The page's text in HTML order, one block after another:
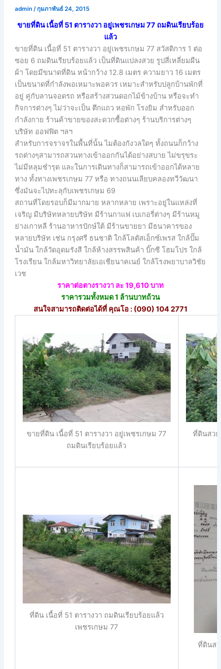
admin /กุมภาพันธ์ 24, 2015
ขายที่ดิน เนื้อที่ 51 ตารางวา อยู่เพชรเกษม 77 ถมดินเรียบร้อย
แล้ว
ขายที่ดิน เนื้อที่ 51 ตารางวา อยู่เพชรเกษม 77 สวัสดิการ 1 ต่อ
ซอย 6 ถมดินเรียบร้อยแล้ว เป็นที่ดินแปลงสวย รูปสี่เหลี่ยมผืน
ผ้า โดยมีขนาดที่ดิน หน้ากว้าง 12.8 เมตร ความยาว 16 เมตร
เป็นขนาดที่กำลังพอเหมาะพอควร เหมาะสำหรับปลูกบ้านพักที่
อยู่ คู่กับลานจอดรถ หรือสร้างสวนดอกไม้ข้างบ้าน หรือจะทำ
กิจการต่างๆ ไม่ว่าจะเป็น ตึกแถว หอพัก โรงยิม สำหรับออก
กำลังกาย ร้านค้าขายของสะดวกซื้อต่างๆ ร้านบริการต่างๆ
บริษัท ออฟฟิต ฯลฯ
สำหรับการจราจรในพื้นที่นั้น ไมต้องกังวลใดๆ ทั้งถนนก็กว้าง
รถต่างๆสามารถสวนทางเข้าออกกันได้อย่างสบาย ไม่ขรุขระ
ไม่มีหลุมชำรุด และในการเดินทางก็สามารถเข้าออกได้หลาย
ทาง ทั้งทางเพชรเกษม 77 หรือ ทางถนนเลียบคลองทวีวัฒนา
ซึ่งมันจะไปทะลุกับเพชรเกษม 69
สถานที่โดยรอบก็มีมากมาย หลากหลาย เพราะอยู่ในแหล่งที่
เจริญ มีบริษัทหลายบริษัท มีร้านกาแฟ เบเกอรี่ต่างๆ มีร้านหมู
ย่างเกาหลี ร้านอาหารปักษ์ใต้ มีร้านขายยา มีธนาคารของ
หลายบริษัท เช่น กรุงศรี ธนชาติ ใกล้โลตัสเอ็กซ์เพรส ใกล้ปั๊ม
น้ำมัน ใกล้วัดอุดมรังสี ใกล้ห้างสรรพสินค้า บิ๊กซี โฮมโปร ใกล้
โรงเรียน ใกล้มหาวิทยาลัยเอเชียนาคเนย์ ใกล้โรงพยาบาลวิชัย
เวช
ราคาต่อตางรางวา ละ 19,610 บาท
ราคารวมทั้งหมด 1 ล้านบาทถ้วน
สนใจสามารถติดต่อได้ที่ คุณโอ : (090) 104 2771
ขายที่ดิน เนื้อที่ 51 ตารางวา อยู่เพชรเกษม 77
ถมดินเรียบร้อยแล้ว
ที่ดินสวย
ที่ดิน เนื้อที่ 51 ตารางวา ถมดินเรียบร้อยแล้ว
เพชรเกษม 77
ที่ดินส